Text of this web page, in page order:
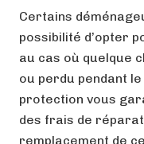
Certains
possibilité d’opter
au cas où quelque
ou perdu pendant
protection vous
des frais de
remplacement de